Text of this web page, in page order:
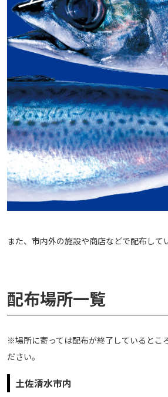
また、市内外の施設や商店などで配布して
配布場所一覧
※場所に寄っては配布が終了しているとこ
ださい。
土佐清水市内